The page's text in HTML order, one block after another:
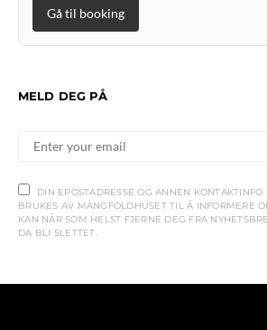
Gå til booking
MELD DEG PÅ
DIN EPOSTADRESSE OG ANNEN
BRUKES AV MANGFOLDHUSET TIL Å INFORMERE
KAN NÅR SOM HELST FJERNE DEG FRA
DA BLI SLETTET.